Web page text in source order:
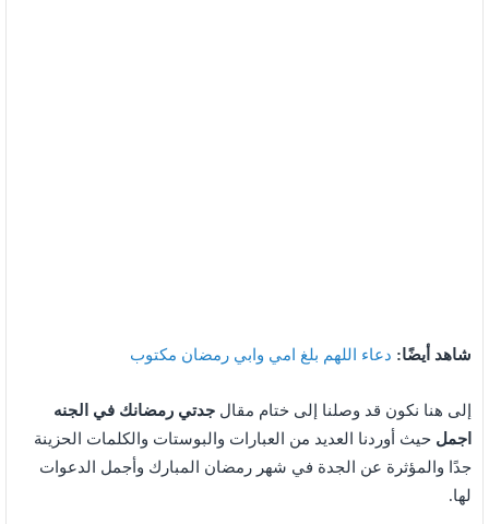
شاهد أيضًا: دعاء اللهم بلغ امي وابي رمضان مكتوب
إلى هنا نكون قد وصلنا إلى ختام مقال جدتي رمضانك في الجنه
اجمل حيث أوردنا العديد من العبارات والبوستات والكلمات الحزينة
جدًا والمؤثرة عن الجدة في شهر رمضان المبارك وأجمل الدعوات
لها.